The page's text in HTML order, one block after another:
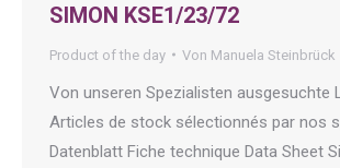
SIMON KSE1/23/72
Product of the day Von Manuela Steinbrück
Von unseren Spezialisten ausgesuchte
Articles de stock sélectionnés par nos
Datenblatt Fiche technique Data Sheet